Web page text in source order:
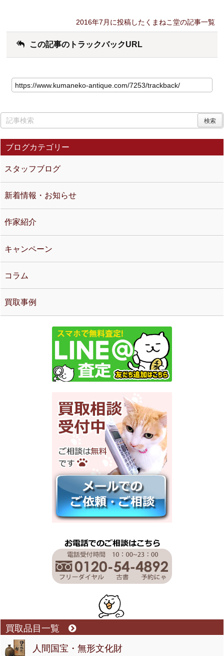
2016年7月に投稿したくまねこ堂の記事一覧
この記事のトラックバックURL
ブログカテゴリー
スタッフブログ
新着情報・お知らせ
作家紹介
キャンペーン
コラム
買取事例
買取品目一覧
人間国宝・無形文化財